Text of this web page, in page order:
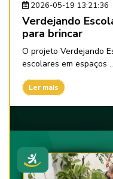
2026-05-19 13:21:36
Verdejando
para brincar
O projeto Verdejando
escolares em espaços
Ler mais